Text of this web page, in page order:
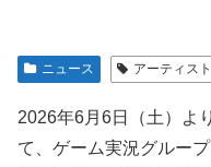
ニュース アーティス
2026年6月6日（土）よ
て、ゲーム実況グルー